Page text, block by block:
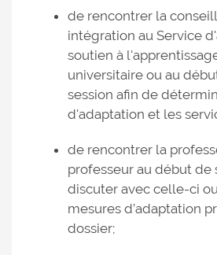
de rencontrer la
intégration au Service
soutien à
universitaire ou au
session afin de
d'adaptation et les
de rencontrer la
professeur au début de
discuter avec celle-ci
mesures d’adaptation
dossier;